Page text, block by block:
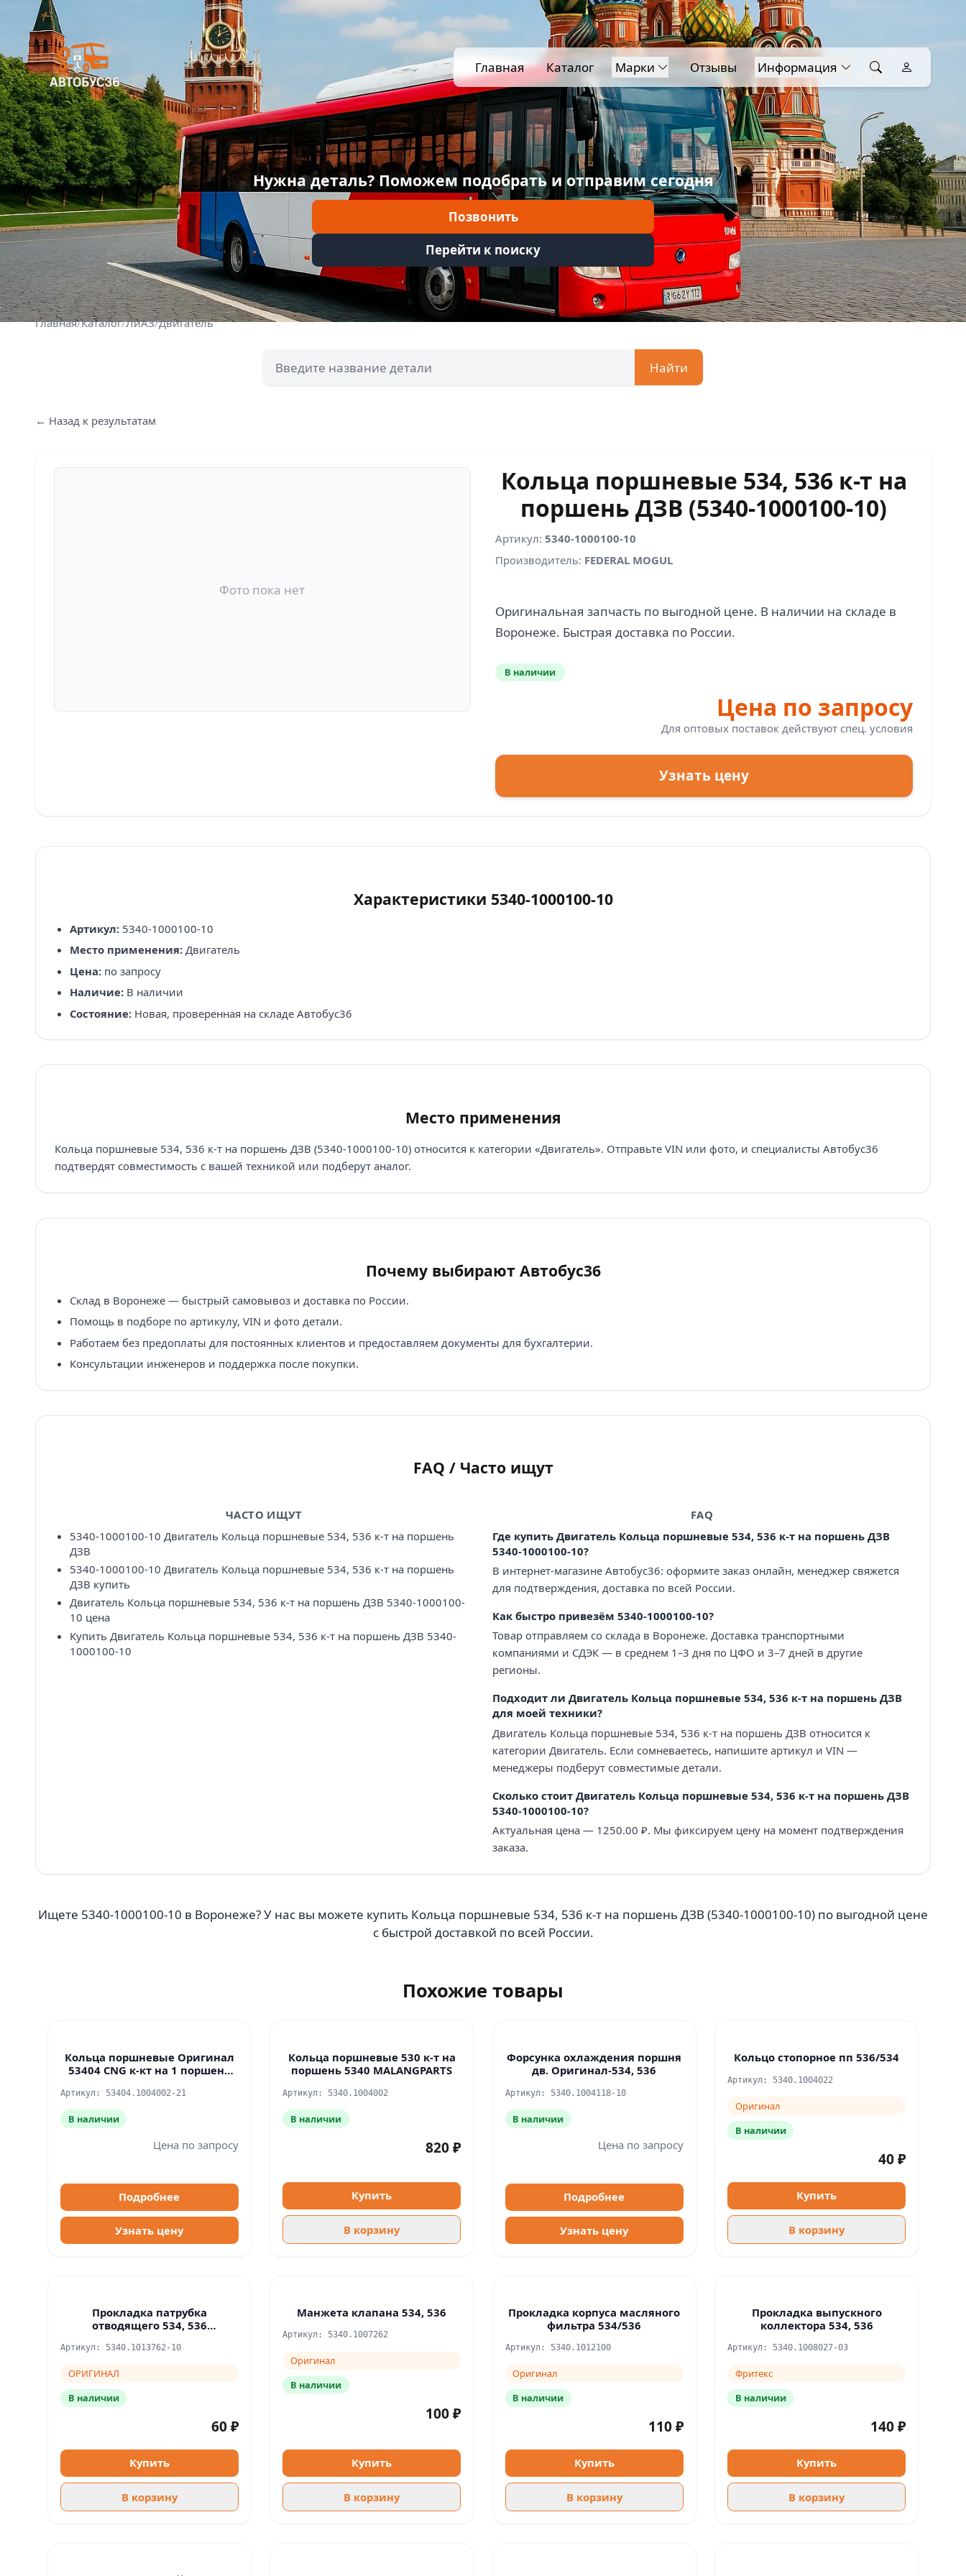
Главная Каталог Марки Отзывы Информация
Нужна деталь? Поможем подобрать и отправим сегодня
Позвонить
Перейти к поиску
Главная/Каталог/ЛиАЗ/Двигатель
Найти
← Назад к результатам
Фото пока нет
Кольца поршневые 534, 536 к-т на
поршень ДЗВ (5340-1000100-10)
Артикул: 5340-1000100-10
Производитель: FEDERAL MOGUL
Оригинальная запчасть по выгодной цене. В наличии на складе в
В наличии
Цена по запросу
Для оптовых поставок действуют спец. условия
Узнать цену
Характеристики 5340-1000100-10
Артикул:5340-1000100-10
Место применения:Двигатель
Цена:по запросу
Наличие:В наличии
Состояние:Новая, проверенная на складе Автобус36
Место применения
Кольца поршневые 534, 536 к-т на поршень ДЗВ (5340-1000100-10) относится к категории «Двигатель». Отправьте VIN или фото, и специалисты Автобус36
подтвердят совместимость с вашей техникой или подберут аналог.
Почему выбирают Автобус36
Склад в Воронеже — быстрый самовывоз и доставка по России.
Помощь в подборе по артикулу, VIN и фото детали.
Работаем без предоплаты для постоянных клиентов и предоставляем документы для бухгалтерии.
Консультации инженеров и поддержка после покупки.
FAQ / Часто ищут
ЧАСТО ИЩУТ
5340-1000100-10 Двигатель Кольца поршневые 534, 536 к-т на поршень
ДЗВ
5340-1000100-10 Двигатель Кольца поршневые 534, 536 к-т на поршень
ДЗВ купить
Двигатель Кольца поршневые 534, 536 к-т на поршень ДЗВ 5340-1000100-
10 цена
Купить Двигатель Кольца поршневые 534, 536 к-т на поршень ДЗВ 5340-
1000100-10
FAQ
Где купить Двигатель Кольца поршневые 534, 536 к-т на поршень ДЗВ
5340-1000100-10?
В интернет-магазине Автобус36: оформите заказ онлайн, менеджер свяжется
для подтверждения, доставка по всей России.
Как быстро привезём 5340-1000100-10?
Товар отправляем со склада в Воронеже. Доставка транспортными
компаниями и СДЭК — в среднем 1–3 дня по ЦФО и 3–7 дней в другие
регионы.
Подходит ли Двигатель Кольца поршневые 534, 536 к-т на поршень ДЗВ
для моей техники?
Двигатель Кольца поршневые 534, 536 к-т на поршень ДЗВ относится к
категории Двигатель. Если сомневаетесь, напишите артикул и VIN —
менеджеры подберут совместимые детали.
Сколько стоит Двигатель Кольца поршневые 534, 536 к-т на поршень ДЗВ
5340-1000100-10?
Актуальная цена — 1250.00 ₽. Мы фиксируем цену на момент подтверждения
заказа.
Ищете 5340-1000100-10 в Воронеже? У нас вы можете купить Кольца поршневые 534, 536 к-т на поршень ДЗВ (5340-1000100-10) по выгодной цене
с быстрой доставкой по всей России.
Похожие товары
Кольца поршневые Оригинал
53404 CNG к-кт на 1 поршень
Артикул: 53404.1004002-21
В наличии
Цена по запросу
Подробнее
Узнать цену
Кольца поршневые 530 к-т на
поршень 5340 MALANGPARTS
Артикул: 5340.1004002
В наличии
820 ₽
Купить
В корзину
Форсунка охлаждения поршня
дв. Оригинал-534, 536
Артикул: 5340.1004118-10
В наличии
Цена по запросу
Подробнее
Узнать цену
Кольцо стопорное пп 536/534
Артикул: 5340.1004022
Оригинал
В наличии
40 ₽
Купить
В корзину
Прокладка патрубка
отводящего 534, 536
Артикул: 5340.1013762-10
ОРИГИНАЛ
В наличии
60 ₽
Купить
В корзину
Манжета клапана 534, 536
Артикул: 5340.1007262
Оригинал
В наличии
100 ₽
Купить
В корзину
Прокладка корпуса масляного
фильтра 534/536
Артикул: 5340.1012100
Оригинал
В наличии
110 ₽
Купить
В корзину
Прокладка выпускного
коллектора 534, 536
Артикул: 5340.1008027-03
Фритекс
В наличии
140 ₽
Купить
В корзину